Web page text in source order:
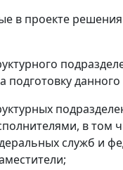
в проекте решения
подготовку
в том
служб и